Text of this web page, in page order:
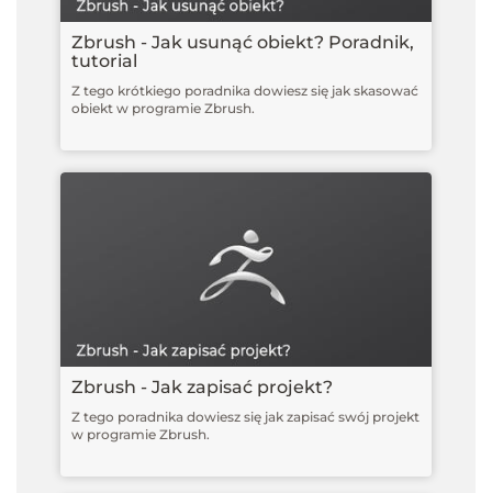
Zbrush - Jak usunąć obiekt? Poradnik,
tutorial
Z tego krótkiego poradnika dowiesz się jak skasować
obiekt w programie Zbrush.
Zbrush - Jak zapisać projekt?
Z tego poradnika dowiesz się jak zapisać swój projekt
w programie Zbrush.